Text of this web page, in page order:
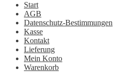
Start
AGB
Datenschutz-Bestimmungen
Kasse
Kontakt
Lieferung
Mein Konto
Warenkorb